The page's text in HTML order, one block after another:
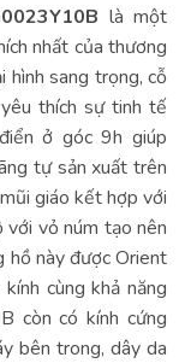
là một
nhất của thương
sang trọng, cỗ
thích sự tinh tế
ở góc 9h giúp
tự sản xuất trên
giáo kết hợp với
với vỏ núm tạo nên
hồ này được Orient
cùng khả năng
còn có kính cứng
bên trong, dây da